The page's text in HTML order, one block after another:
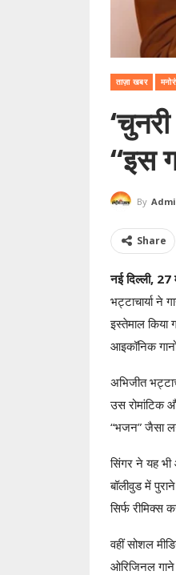
ताज़ा खबर
“इस
By
Share
नई दिल्ली,
भट्टाचार्या ने
इस्तेमाल
आइकॉनिक
अभिजीत
उस रोमांटिक
“भजन” जैसा
सिंगर ने यह
बॉलीवुड में
सिर्फ रीमिक्स
वहीं सोशल
ओरिजिनल गाने